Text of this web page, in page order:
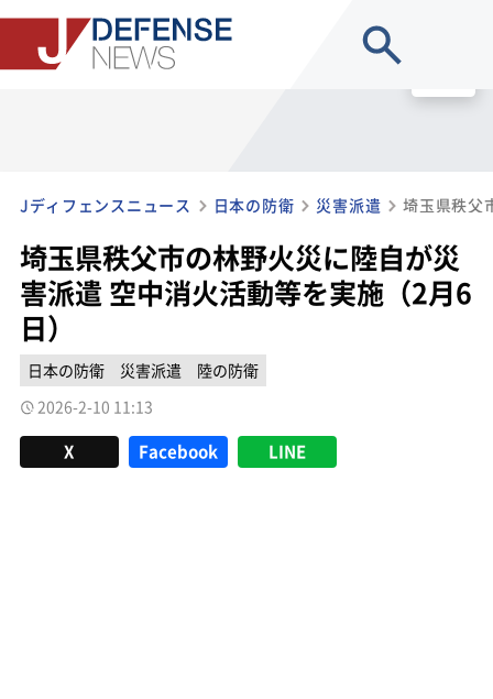
Jディフェンスニュース 日本の防衛 災害派遣
埼玉県秩父市の林野火災に陸自が災
害派遣 空中消火活動等を実施（2月6
日）
日本の防衛 災害派遣
陸の防衛
2026-2-10 11:13
X Facebook LINE